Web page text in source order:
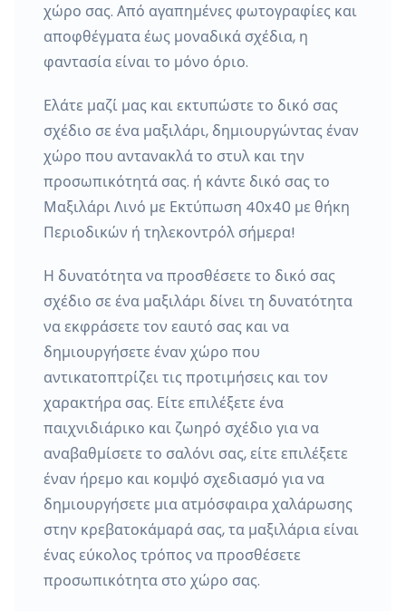
χώρο σας. Από αγαπημένες φωτογραφίες και
αποφθέγματα έως μοναδικά σχέδια, η
φαντασία είναι το μόνο όριο.
Ελάτε μαζί μας και εκτυπώστε το δικό σας
σχέδιο σε ένα μαξιλάρι, δημιουργώντας έναν
χώρο που αντανακλά το στυλ και την
προσωπικότητά σας. ή κάντε δικό σας το
Μαξιλάρι Λινό με Εκτύπωση 40x40 με θήκη
Περιοδικών ή τηλεκοντρόλ σήμερα!
Η δυνατότητα να προσθέσετε το δικό σας
σχέδιο σε ένα μαξιλάρι δίνει τη δυνατότητα
να εκφράσετε τον εαυτό σας και να
δημιουργήσετε έναν χώρο που
αντικατοπτρίζει τις προτιμήσεις και τον
χαρακτήρα σας. Είτε επιλέξετε ένα
παιχνιδιάρικο και ζωηρό σχέδιο για να
αναβαθμίσετε το σαλόνι σας, είτε επιλέξετε
έναν ήρεμο και κομψό σχεδιασμό για να
δημιουργήσετε μια ατμόσφαιρα χαλάρωσης
στην κρεβατοκάμαρά σας, τα μαξιλάρια είναι
ένας εύκολος τρόπος να προσθέσετε
προσωπικότητα στο χώρο σας.